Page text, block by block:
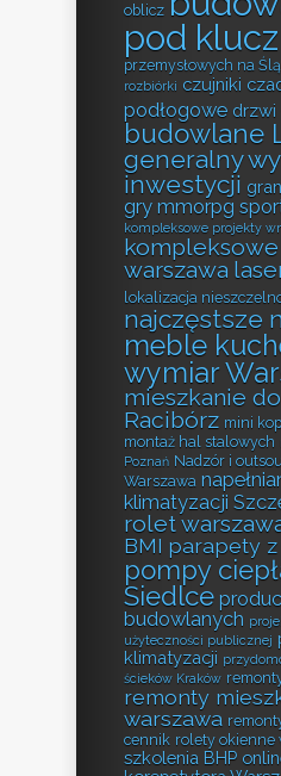
oblicz
pod klucz
przemysłowych na
rozbiórki czujniki
podłogowe drzwi
budowlane
generalny
inwestycji
gry mmorpg
kompleksowe projekty
warszawa
lokalizacja
najczęstsze
meble
wymiar
mieszkanie
Racibórz mini
montaż hal stalowych
Poznań Nadzór i
Warszawa
klimatyzacji
rolet
BMI parapety
pompy
Siedlce
budowlanych
użyteczności publicznej
klimatyzacji
ścieków Kraków
remonty
warszawa
cennik rolety okienne
szkolenia BHP